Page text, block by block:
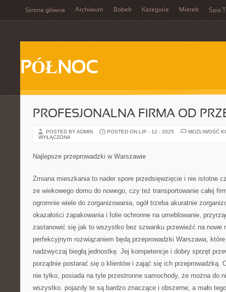
Strona główna Archiwum Bobek Kategorie Mietek Spis
PÓŁNOC
PROFESJONALNA FIRMA OD
POSTED BY ADMIN POSTED ON LIP - 12 - 2025
MOŻLIWOŚĆ
WYŁĄCZONA
Najlepsze przeprowadzki w Warszawie
Zmiana mieszkania to nader spore przedsięwzięcie i nie istotne
ze wiekowego domu do nowego, czy też transportowanie całej
ogromnie wiele do zorganizowania, ogół trzeba akuratnie
okazałości zapakowania i folie ochronne na umeblowanie,
zastanowić się jak to wszystko bez szwanku przewieźć na nowe
perfekcyjnym rozwiązaniem będą przeprowadzki Warszawa,
nadzwyczaj biegłą jednostkę. Jej kompetencje i dobry sprzęt
porządnie postarać się o klientów i zająć się ich przeprowadzką.
nie tylko, posiada na tyle przestronne samochody, że można do
wszystko. pojazdy te są bardzo znaczące i obszerne, a mało